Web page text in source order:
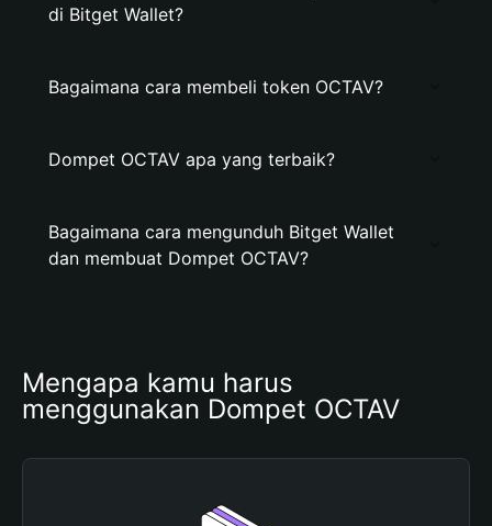
di Bitget Wallet?
Bagaimana cara membeli token OCTAV?
Dompet OCTAV apa yang terbaik?
Bagaimana cara mengunduh Bitget Wallet
dan membuat Dompet OCTAV?
Mengapa kamu harus
menggunakan Dompet OCTAV